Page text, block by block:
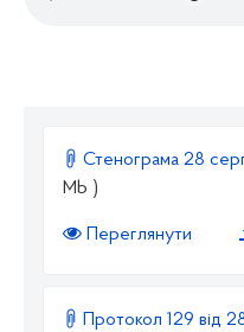
Стенограма 28
Mb )
Переглянути
Протокол 129 від